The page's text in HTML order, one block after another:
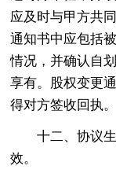
应及时与甲方共
通知书中应包括
情况，并确认自
享有。股权变更
得对方签收回执。
十二、协议
效。